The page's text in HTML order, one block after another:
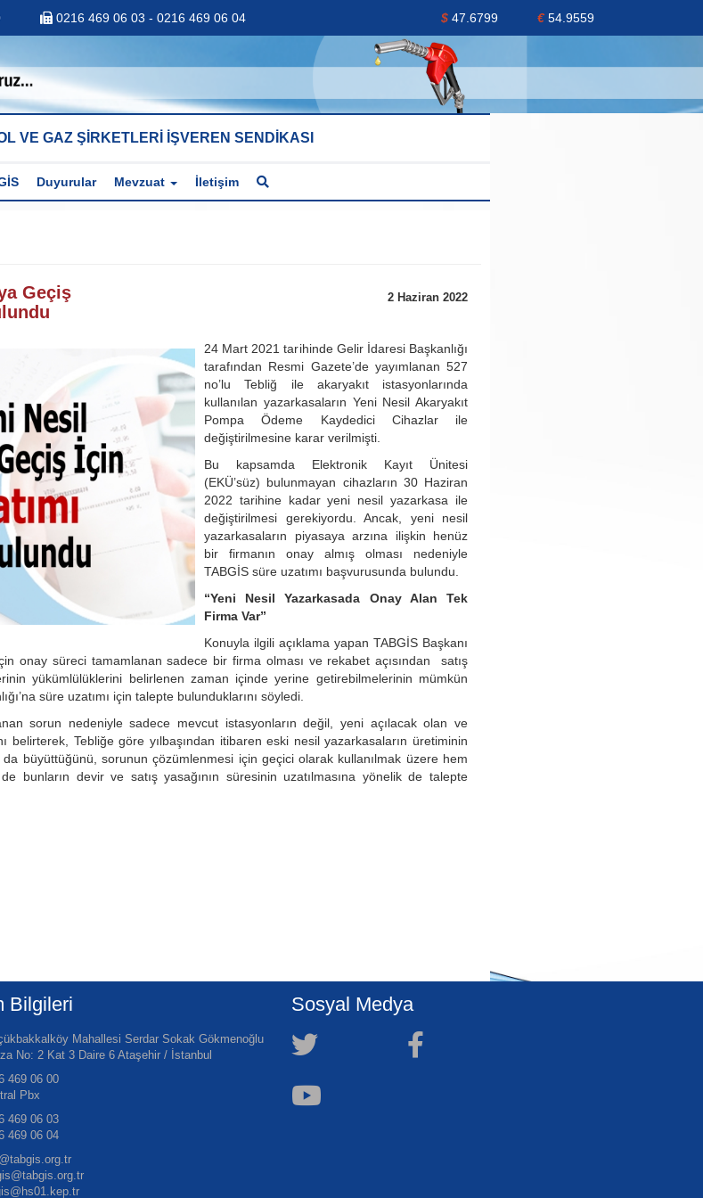
0216 469 06 03 - 0216 469 06 04 $ 47.6799 €54.9559
VE GAZ ŞİRKETLERİ İŞVEREN SENDİKASI
Duyurular Mevzuat İletişim
Geçiş
2 Haziran 2022
24 Mart 2021 tarihinde Gelir İdaresi Başkanlığı
tarafından Resmi Gazete’de yayımlanan 527
no’lu Tebliğ ile akaryakıt istasyonlarında
kullanılan yazarkasaların Yeni Nesil Akaryakıt
Pompa Ödeme Kaydedici Cihazlar ile
değiştirilmesine karar verilmişti.
Bu kapsamda Elektronik Kayıt Ünitesi
(EKÜ’süz) bulunmayan cihazların 30 Haziran
2022 tarihine kadar yeni nesil yazarkasa ile
değiştirilmesi gerekiyordu. Ancak, yeni nesil
yazarkasaların piyasaya arzına ilişkin henüz
bir firmanın onay almış olması nedeniyle
TABGİS süre uzatımı başvurusunda bulundu.
“Yeni Nesil Yazarkasada Onay Alan Tek
Firma Var”
Konuyla ilgili açıklama yapan TABGİS Başkanı
onay süreci tamamlanan sadece bir firma olması ve rekabet açısından satış
yükümlülüklerini belirlenen zaman içinde yerine getirebilmelerinin mümkün
süre uzatımı için talepte bulunduklarını söyledi.
sorun nedeniyle sadece mevcut istasyonların değil, yeni açılacak olan ve
belirterek, Tebliğe göre yılbaşından itibaren eski nesil yazarkasaların üretiminin
da büyüttüğünü, sorunun çözümlenmesi için geçici olarak kullanılmak üzere hem
bunların devir ve satış yasağının süresinin uzatılmasına yönelik de talepte
Bilgileri
Mahallesi Serdar Sokak Gökmenoğlu
No: 2 Kat 3 Daire 6 Ataşehir / İstanbul
469 06 00
Pbx
469 06 03
469 06 04
Sosyal Medya